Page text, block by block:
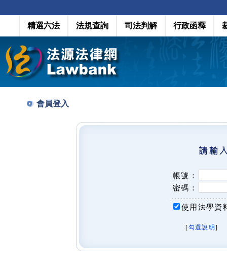
精選六法 法規查詢 司法判解 行政函釋
會員登入
帳號：
密碼：
使用法學資
[勾選說明 ]